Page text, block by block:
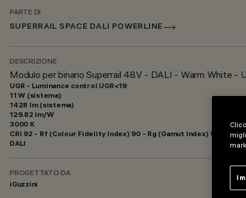
PARTE DI
SUPERRAIL SPACE DALI POWERLINE
DESCRIZIONE
Modulo per binario Superrail 48V - DALI - Warm White -
UGR - Luminance control UGR<19
11 W (sistema)
1428 lm (sistema)
129.82 lm/W
3000 K
CRI 92 - Rf (Colour Fidelity Index) 90 - Rg (Gamut Index) 96
DALI
PROGETTATO DA
iGuzzini